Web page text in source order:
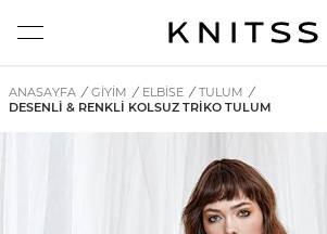
ANASAYFA / GİYİM / ELBISE / TULUM /
DESENLI & RENKLI KOLSUZ TRIKO TULUM